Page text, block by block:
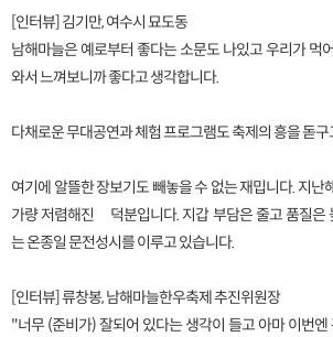
[인터뷰] 김기만, 여수시 묘도동
남해마늘은 예로부터 좋다는 소문도 나있고 우리가 먹
와서 느껴보니까 좋다고 생각합니다.
다채로운 무대공연과 체험 프로그램도 축제의 흥을 돋구
여기에 알뜰한 장보기도 빼놓을 수 없는 재밉니다. 지난
가량 저렴해진 덕분입니다. 지갑 부담은 줄고 품질은
는 온종일 문전성시를 이루고 있습니다.
[인터뷰] 류창봉, 남해마늘한우축제 추진위원장
"너무 (준비가) 잘되어 있다는 생각이 들고 아마 이번